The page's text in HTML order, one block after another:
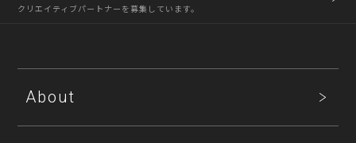
クリエイティブパートナーを募集しています。
About